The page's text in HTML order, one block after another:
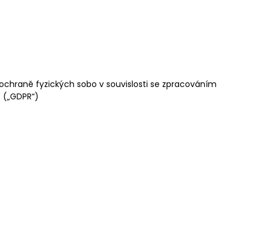
fyzických sobo v souvislosti se zpracováním